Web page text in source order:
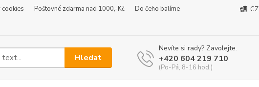
cookies Poštovné zdarma nad 1000,-Kč
Do čeho balíme
Hledat
Nevíte si rady? Zavolejte.
+420 604 219 710
(Po-Pá, 8-16 hod.)